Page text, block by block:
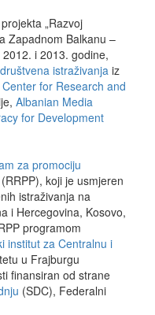
„Razvoj
Zapadnom Balkanu –
i 2013. godine,
istraživanjaiz
Center for Research and
Albanian Media
for Development
za promociju
(RRPP), koji je usmjeren
istraživanja na
i Hercegovina, Kosovo,
programom
institut za Centralnu i
u Frajburgu
finansiran od strane
(SDC), Federalni